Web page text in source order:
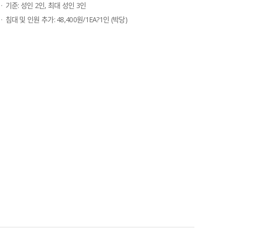
  ·  기준: 성인 2인, 최대 성인 3인
  ·  침대 및 인원 추가: 48,400원/1EA?1인 (박당)